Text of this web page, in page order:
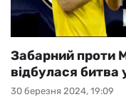
30 березня 2024, 19:09
Забарний проти
відбулася битва